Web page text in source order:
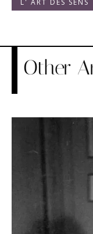
Other